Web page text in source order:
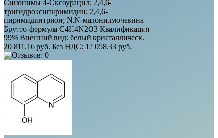
Синонимы 4-Оксоурацил; 2,4,6-
тригидроксипиримидин; 2,4,6-
пиримидинтрион; N,N-малонилмочевина
Брутто-формула C4H4N2O3 Квалификация
99% Внешний вид: белый кристаллическ..
20 811.16 руб. Без НДС: 17 058.33 руб.